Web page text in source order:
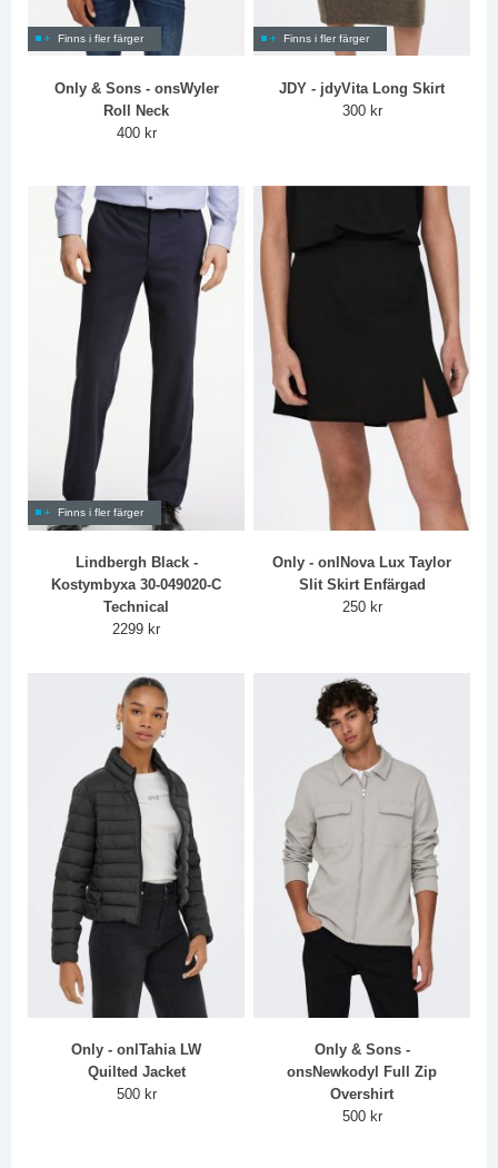
Finns i fler färger
Only & Sons - onsWyler
Roll Neck
400 kr
Finns i fler färger
JDY - jdyVita Long Skirt
300 kr
Finns i fler färger
Lindbergh Black -
Kostymbyxa 30-049020-C
Technical
2299 kr
Only - onlNova Lux Taylor
Slit Skirt Enfärgad
250 kr
Only - onlTahia LW
Quilted Jacket
500 kr
Only & Sons -
onsNewkodyl Full Zip
Overshirt
500 kr